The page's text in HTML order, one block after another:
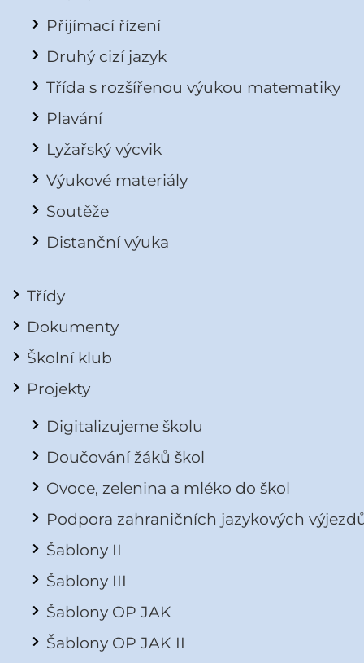
Přijímací řízení
Druhý cizí jazyk
Třída s rozšířenou výukou matematiky
Plavání
Lyžařský výcvik
Výukové materiály
Soutěže
Distanční výuka
Třídy
Dokumenty
Školní klub
Projekty
Digitalizujeme školu
Doučování žáků škol
Ovoce, zelenina a mléko do škol
Podpora zahraničních jazykových
Šablony II
Šablony III
Šablony OP JAK
Šablony OP JAK II